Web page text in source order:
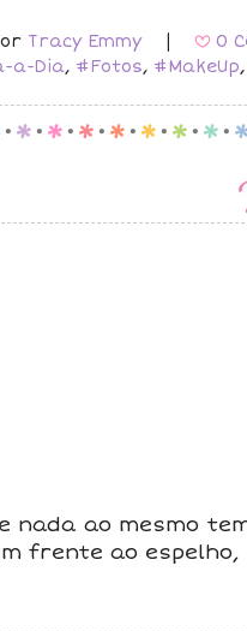
Tracy Emmy B 0
a-Dia, #Fotos, #MakeUp
. p . p . p . p . p . p . p .
nada ao mesmo
frente ao